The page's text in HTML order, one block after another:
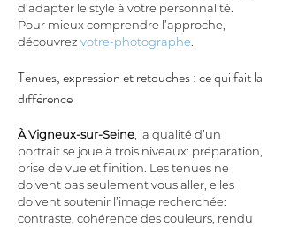
d’adapter le style à votre personnalité.
Pour mieux comprendre l’approche,
découvrez votre-photographe
Tenues, expression et retouches : ce qui fait la
différence
À Vigneux-sur-Seine , la qualité d’un
portrait se joue à trois niveaux: préparation,
prise de vue et finition. Les tenues ne
doivent pas seulement vous aller, elles
doivent soutenir l’image recherchée:
contraste, cohérence des couleurs, rendu